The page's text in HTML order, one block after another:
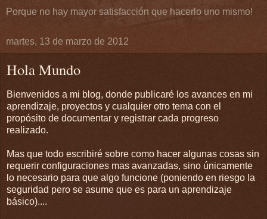
Porque no hay mayor satisfacción que hacerlo uno mismo!
martes, 13 de marzo de 2012
Hola Mundo
Bienvenidos a mi blog, donde publicaré los avances en mi
aprendizaje, proyectos y cualquier otro tema con el
propósito de documentar y registrar cada progreso
realizado.
Mas que todo escribiré sobre como hacer algunas cosas sin
requerir configuraciones mas avanzadas, sino únicamente
lo necesario para que algo funcione (poniendo en riesgo la
seguridad pero se asume que es para un aprendizaje
básico)....